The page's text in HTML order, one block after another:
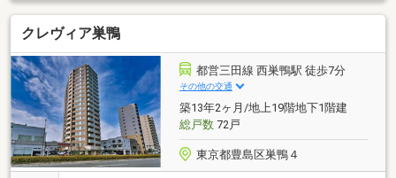
ク、ＷＩＣ他豊富な収納スペース■大切なペットと暮
らせます（細則あり）■「千石」駅徒歩５分、４路線
５駅利用可■閑静な住宅街、住環境良好▼資料請求・
内覧予約受付中▼---------------------お問合せは〈03-3856-
0141〉、または〈資料請求（無料）・見学予約（無
料）ボタン〉よりご連絡ください---------------------------
クレヴィア巣鴨
都営三田線 西巣鴨駅 徒歩7分
その他の交通
築13年2ヶ月/地上19階地下1階建
総戸数72戸
東京都豊島区巣鴨４